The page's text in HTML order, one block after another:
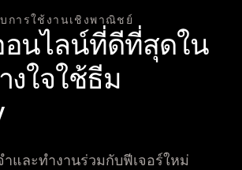
การใช้งานเชิงพาณิชย์
อนไลน์ที่ดีที่สุดใน
งใจใช้ธีม
ำและทำงานร่วมกับฟีเจอร์ใหม่